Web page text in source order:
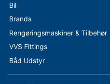
Bil
Brands
Rengøringsmaskiner & Tilbehør
VVS Fittings
Båd Udstyr